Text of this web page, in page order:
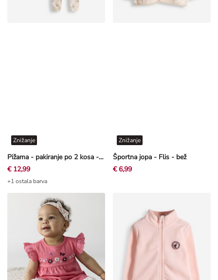
Pižama - pakiranje po 2 kosa - bež
Znižanje
€ 12,99
+1 ostala barva
Športna jopa - Flis - bež
Znižanje
€ 6,99